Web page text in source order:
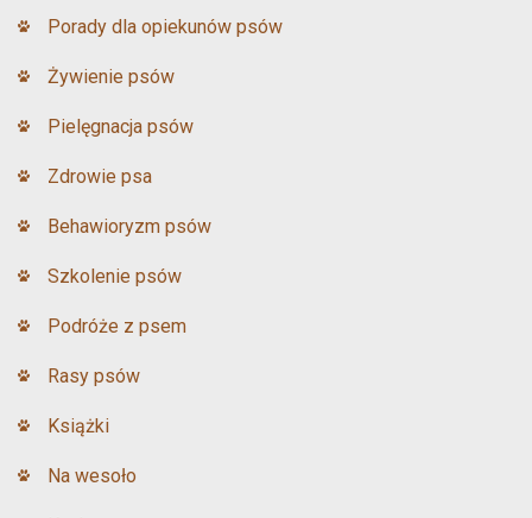
Porady dla opiekunów psów
Żywienie psów
Pielęgnacja psów
Zdrowie psa
Behawioryzm psów
Szkolenie psów
Podróże z psem
Rasy psów
Książki
Na wesoło